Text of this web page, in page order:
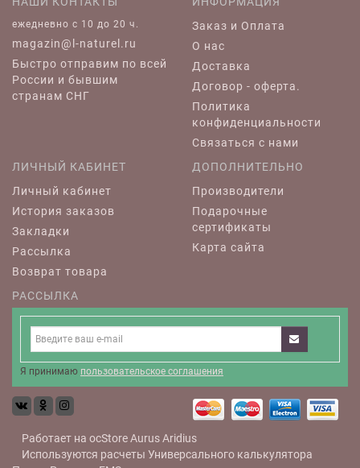
ежедневно c 10 до 20 ч.
magazin@l-naturel.ru
Быстро отправим по всей
России и бывшим
странам СНГ
Заказ и Оплата
О нас
Доставка
Договор - оферта.
Политика
конфиденциальности
Связаться с нами
ЛИЧНЫЙ КАБИНЕТ
Личный кабинет
История заказов
Закладки
Рассылка
Возврат товара
ДОПОЛНИТЕЛЬНО
Производители
Подарочные
сертификаты
Карта сайта
РАССЫЛКА
Я принимаю пользовательское соглашения
Работает на ocStoreAurusAridius
Используются расчеты Универсального калькулятора